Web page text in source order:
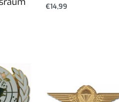
€14,99